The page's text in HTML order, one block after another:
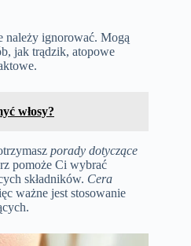
należy ignorować. Mogą
jak trądzik, atopowe
włosy?
porady dotyczące
pomoże Ci wybrać
składników. Cera
ważne jest stosowanie